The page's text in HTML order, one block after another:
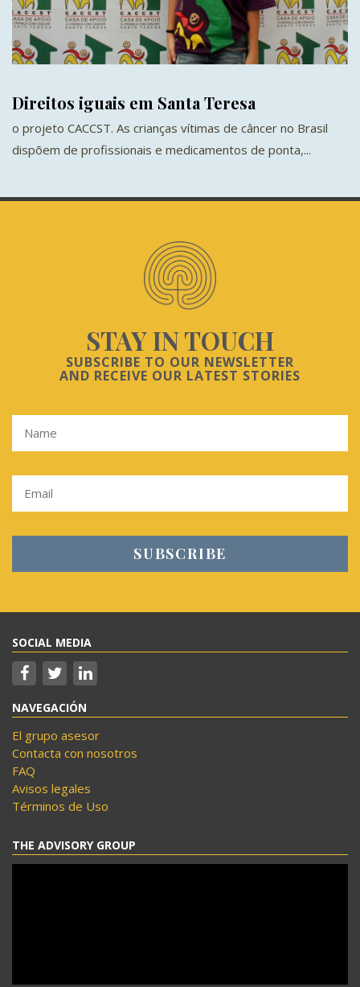
Direitos iguais em Santa Teresa
o projeto CACCST. As crianças vítimas de câncer no Brasil
dispõem de profissionais e medicamentos de ponta,...
STAY IN TOUCH
SUBSCRIBE TO OUR NEWSLETTER
AND RECEIVE OUR LATEST STORIES
SOCIAL MEDIA
NAVEGACIÓN
El grupo asesor
Contacta con nosotros
FAQ
Avisos legales
Términos de Uso
THE ADVISORY GROUP